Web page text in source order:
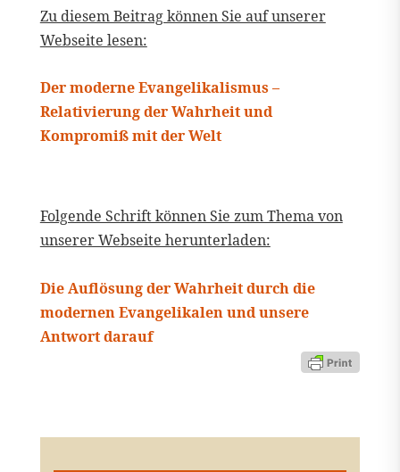
Zu diesem Beitrag können Sie auf unserer
Webseite lesen:
Der moderne Evangelikalismus –
Relativierung der Wahrheit und
Kompromiß mit der Welt
Folgende Schrift können Sie zum Thema von
unserer Webseite herunterladen:
Die Auflösung der Wahrheit durch die
modernen Evangelikalen und unsere
Antwort darauf